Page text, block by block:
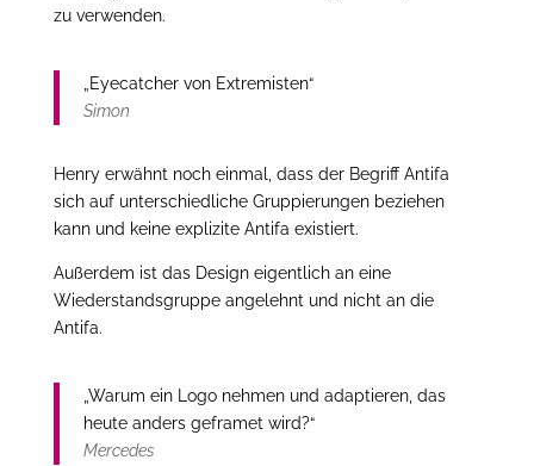
zu verwenden.
„Eyecatcher von Extremisten“
Simon
Henry erwähnt noch einmal, dass der Begriff Antifa
sich auf unterschiedliche Gruppierungen beziehen
kann und keine explizite Antifa existiert.
Außerdem ist das Design eigentlich an eine
Wiederstandsgruppe angelehnt und nicht an die
Antifa.
„Warum ein Logo nehmen und adaptieren, das
heute anders geframet wird?“
Mercedes